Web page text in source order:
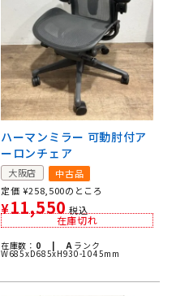
ハーマンミラー 可動肘付ア
ーロンチェア
大阪店
中古品
定価 ¥258,500のところ
¥11,550 税込
在庫切れ
在庫数： 0 | Aランク
W685xD685xH930-1045mm